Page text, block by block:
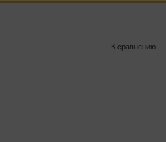
К сравнению